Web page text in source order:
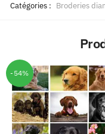
Catégories : Broderies
-54%